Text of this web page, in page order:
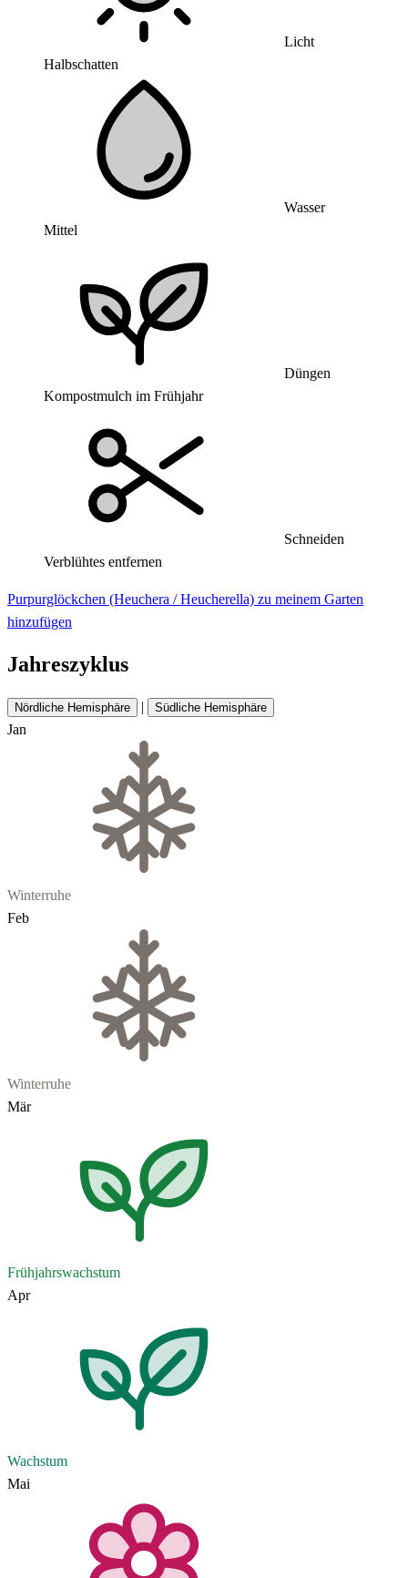
Licht
Halbschatten
Wasser
Mittel
Düngen
Kompostmulch im Frühjahr
Schneiden
Verblühtes entfernen
Purpurglöckchen (Heuchera / Heucherella) zu meinem Garten
hinzufügen
Jahreszyklus
Nördliche Hemisphäre | Südliche Hemisphäre
Jan
Winterruhe
Feb
Winterruhe
Mär
Frühjahrswachstum
Apr
Wachstum
Mai